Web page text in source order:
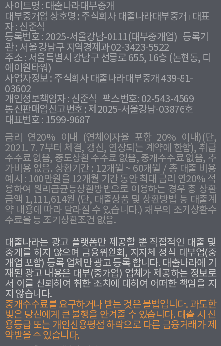
사이트명 : 대출나라대부중개
대부중개업 상호명 : 주식회사 대출나라대부중개
대표
자 : 신준식
등록번호 : 2025-서울강남-0111(대부중개업) 등록기
관 : 서울 강남구 지역경제과 02-3423-5522
주소 : 서울특별시 강남구 선릉로 655, 16층 (논현동, 디
에이원타워)
사업자정보 : 주식회사 대출나라대부중개 439-81-
03602
개인정보책임자 : 신준식
팩스번호: 02-543-4569
통신판매업신고번호 : 제2025-서울강남-03876호
대표번호 : 1599-9687
금리 연20% 이내 (연체이자율 포함 20% 이내)(단,
2021. 7. 7부터 체결, 갱신, 연장되는 계약에 한함), 취급
수수료 없음, 중도상환 수수료 없음, 중개수수료 없음, 추
가비용 없음. 상환기간 : 12개월 ~ 60개월 / 총 대출 비용
예시 : 100만원을 12개월 기간 동안 최대 금리 연20% 적
용하여 원리금균등상환방법으로 이용하는 경우 총 상환
금액 1,111,614원 (단, 대출상품 및 상환방법 등 대출계
약 내용에 따라 달라질 수 있습니다.) 채무의 조기상환수
수료율 등 조기상환조건 없음.
대출나라는 광고 플랫폼만 제공할 뿐 직접적인 대출 및
중개를 하지 않으며 금융위원회, 지자체 정식 대부업(중
개업 포함) 등록 업체만 광고 등록 합니다. 대출나라에 기
재된 광고 내용은 대부(중개업) 업체가 제공하는 정보로
서 이를 신뢰하여 취한 조치에 대하여 어떠한 책임을 지
지 않습니다.
중개수수료를 요구하거나 받는 것은 불법입니다. 과도한
빛은 당신에게 큰 불행을 안겨줄 수 있습니다. 대출 시 신
용등급 또는 개인신용평점 하락으로 다른 금융거래가 제
약받을 수 있습니다.